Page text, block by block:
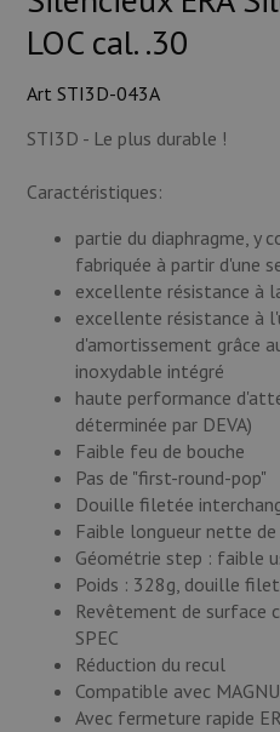
LOC cal. .30
Art STI3D-043A
STI3D - Le plus durable !
Caractéristiques:
partie du diaphragme, y
fabriquée à partir d'une
excellente résistance à
excellente résistance à
d'amortissement grâce
inoxydable intégré
haute performance
déterminée par DEVA)
Faible feu de bouche
Pas de "first-round-pop"
Douille filetée
Faible longueur nette
Géométrie step : faible
Poids : 328g, douille
Revêtement de surface
SPEC
Réduction du recul
Compatible avec
Avec fermeture rapide
Lampes et accessoires